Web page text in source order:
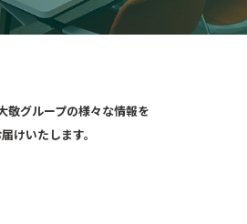
敬グループの様々な情報を
けいたします。